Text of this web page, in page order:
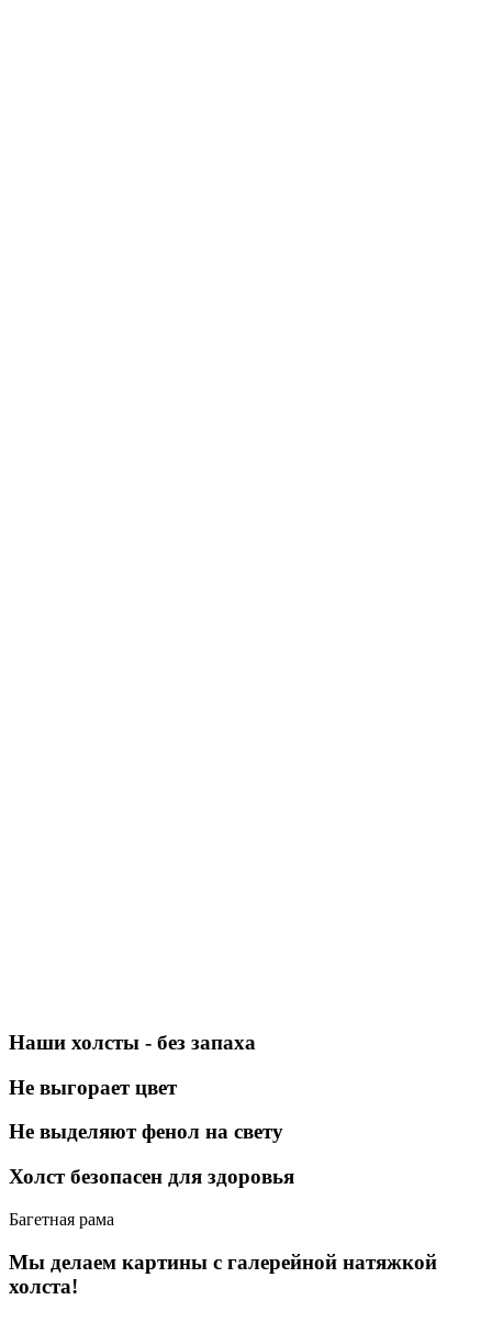
Наши холсты - без запаха
Не выгорает цвет
Не выделяют фенол на свету
Холст безопасен для здоровья
Багетная рама
Мы делаем картины с галерейной натяжкой
холста!